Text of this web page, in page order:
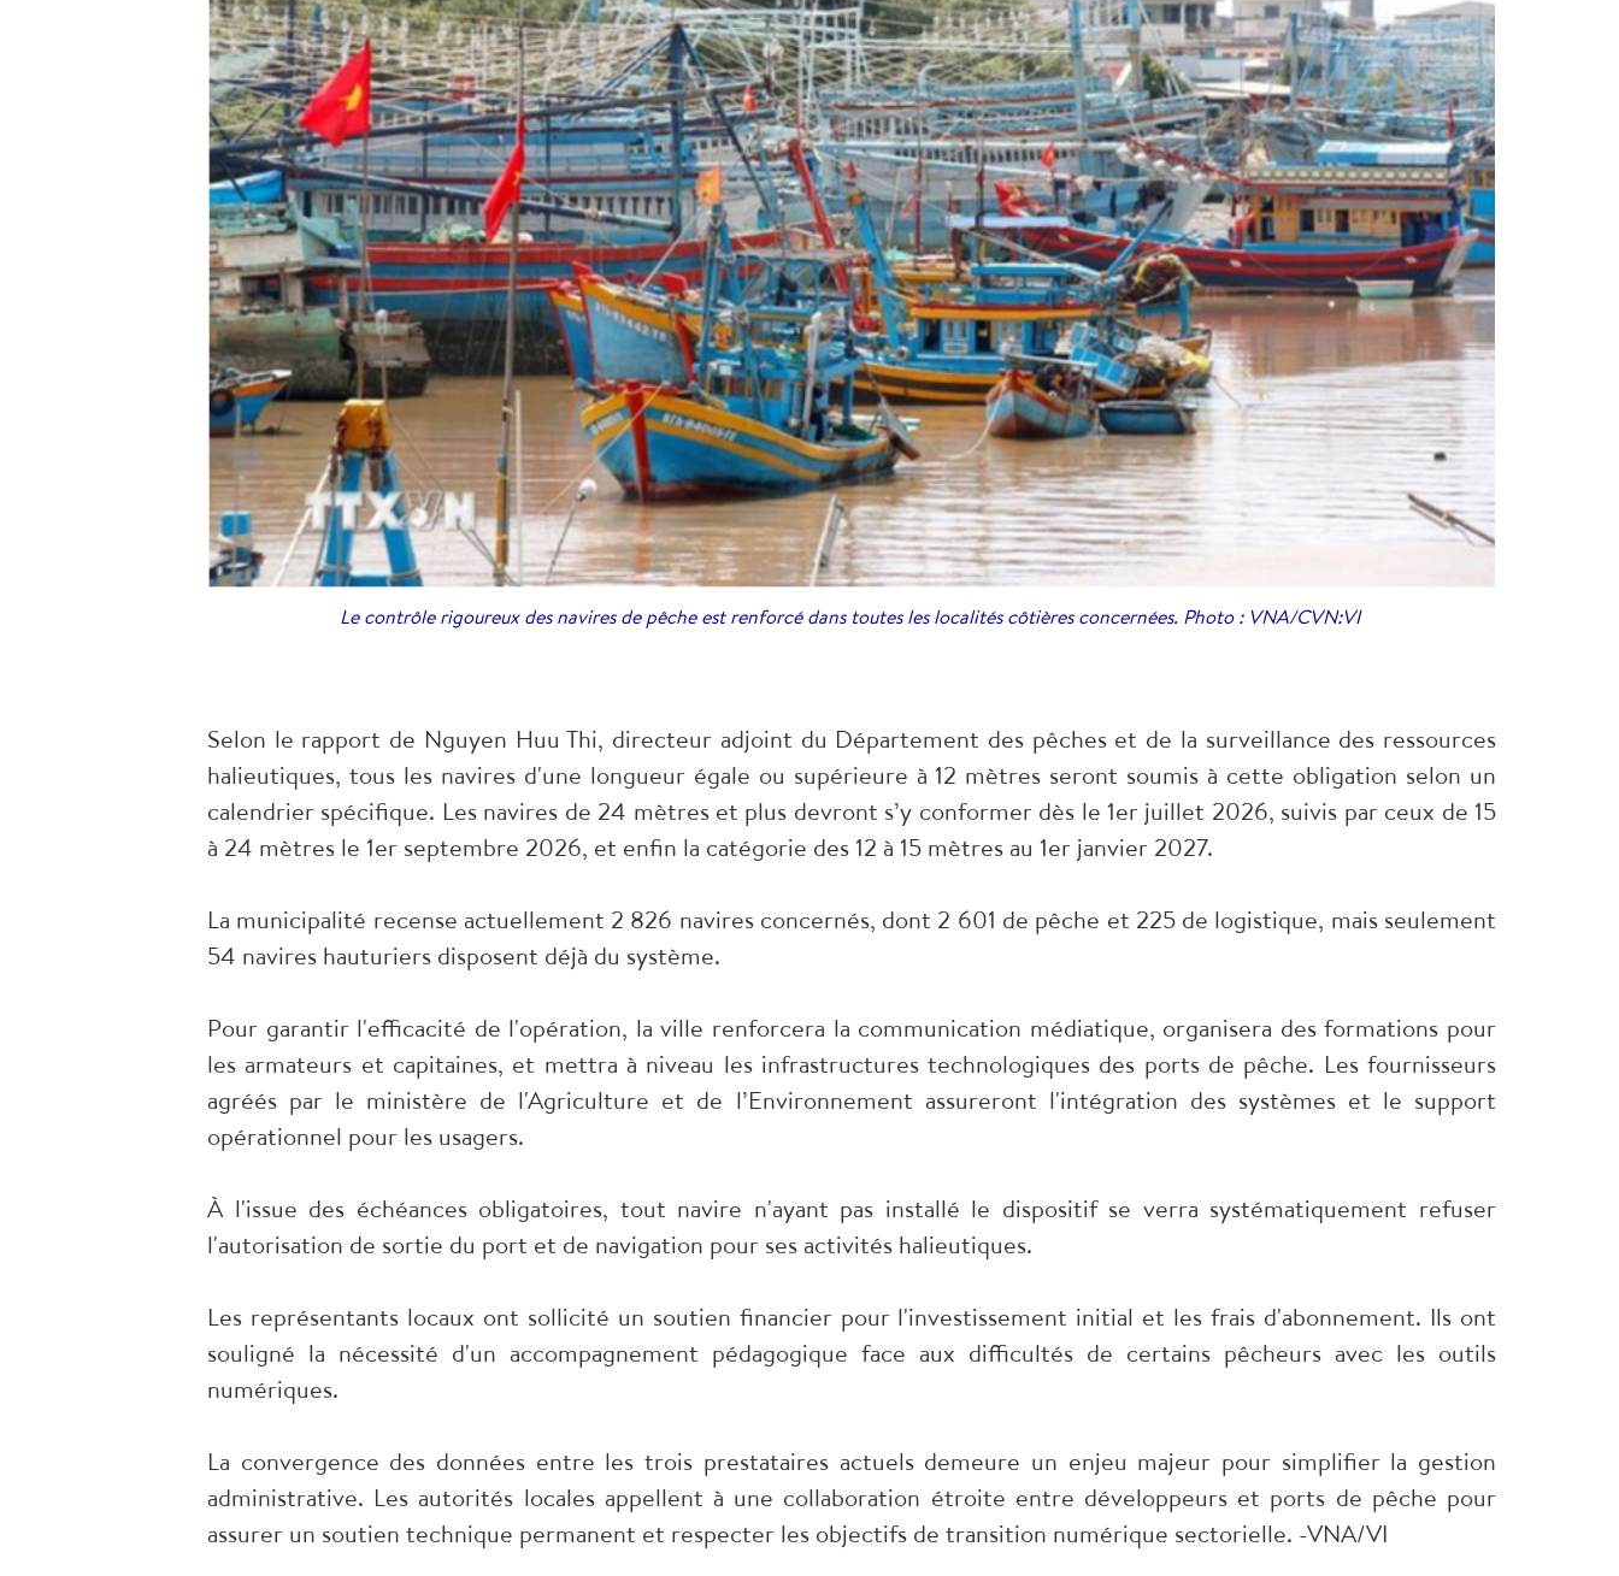
Le contrôle rigoureux des navires de pêche est renforcé dans toutes les localités côtières concernées. Photo : VNA/CVN:VI
Selon le rapport de Nguyen Huu Thi, directeur adjoint du Département des pêches et de la surveillance des ressources
halieutiques, tous les navires d'une longueur égale ou supérieure à 12 mètres seront soumis à cette obligation selon un
calendrier spécifique. Les navires de 24 mètres et plus devront s’y conformer dès le 1er juillet 2026, suivis par ceux de 15
à 24 mètres le 1er septembre 2026, et enfin la catégorie des 12 à 15 mètres au 1er janvier 2027.
La municipalité recense actuellement 2 826 navires concernés, dont 2 601 de pêche et 225 de logistique, mais seulement
54 navires hauturiers disposent déjà du système.
Pour garantir l'efficacité de l'opération, la ville renforcera la communication médiatique, organisera des formations pour
les armateurs et capitaines, et mettra à niveau les infrastructures technologiques des ports de pêche. Les fournisseurs
agréés par le ministère de l'Agriculture et de l’Environnement assureront l'intégration des systèmes et le support
opérationnel pour les usagers.
À l'issue des échéances obligatoires, tout navire n'ayant pas installé le dispositif se verra systématiquement refuser
l'autorisation de sortie du port et de navigation pour ses activités halieutiques.
Les représentants locaux ont sollicité un soutien financier pour l'investissement initial et les frais d'abonnement. Ils ont
souligné la nécessité d'un accompagnement pédagogique face aux difficultés de certains pêcheurs avec les outils
numériques.
La convergence des données entre les trois prestataires actuels demeure un enjeu majeur pour simplifier la gestion
administrative. Les autorités locales appellent à une collaboration étroite entre développeurs et ports de pêche pour
assurer un soutien technique permanent et respecter les objectifs de transition numérique sectorielle. -VNA/VI